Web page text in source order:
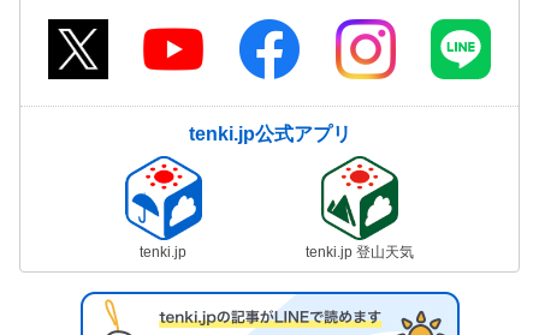
tenki.jp公式アプリ
tenki.jp tenki.jp 登山天気